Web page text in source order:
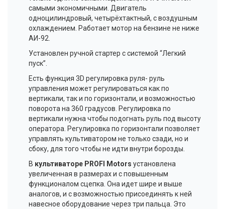
самыми экономичными. Двигатель
одноцилиндровый, четырёхтактный, с воздушным
охлаждением. Работает мотор на бензине не ниже
АИ-92.
Установлен ручной стартер с системой “Легкий
пуск”.
Есть функция 3D регулировка руля- руль
управления может регулироваться как по
вертикали, так и по горизонтали, и возможностью
поворота на 360 градусов. Регулировка по
вертикали нужна чтобы подогнать руль под высоту
оператора. Регулировка по горизонтали позволяет
управлять культиватором не только сзади, но и
сбоку, для того чтобы не идти внутри борозды.
В культиваторе PROFI Motors установлена
увеличенная в размерах и с повышенным
функционалом сцепка. Она идет шире и выше
аналогов, и с возможностью присоединять к ней
навесное оборудование через три пальца. Это